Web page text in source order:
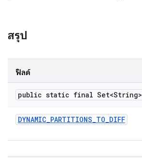
สรุป
ฟิลด์
public static final Set<String>
DYNAMIC_PARTITIONS_TO_DIFF